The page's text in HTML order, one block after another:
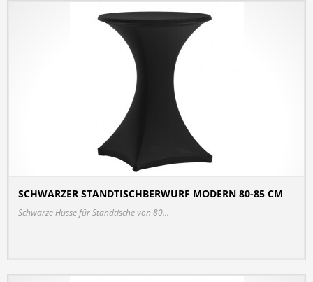
SCHWARZER STANDTISCHBERWURF MODERN 80-85 CM
Schwarze Husse für Standtische von 80...
DETAILS